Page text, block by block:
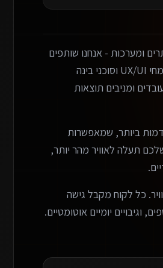
דיגיטליים ליועצי בטיחות אש
ומערכות - אנחנו שותפים
עסקיים אמיתיים. הצוות שלנו כולל מפתחים מנוסים, מומחי UX/UI וסוכני בינה
ומניבים תוצאות
ביותר, שמאפשרות
שלכם תעלה לאוויר מהר יותר,
כל לקוח מקבל גישה
וגיבויים יומיים אוטומטיים.